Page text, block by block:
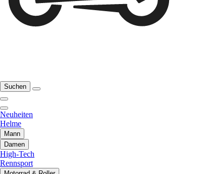
Suchen
Neuheiten
Helme
Mann
Damen
High-Tech
Rennsport